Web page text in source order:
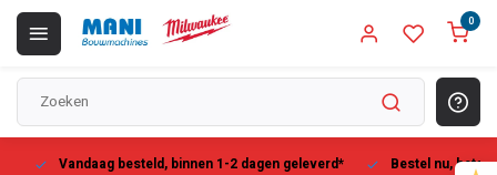
0
Vandaag besteld, binnen 1-2 dagen geleverd* Bestel nu, betaal